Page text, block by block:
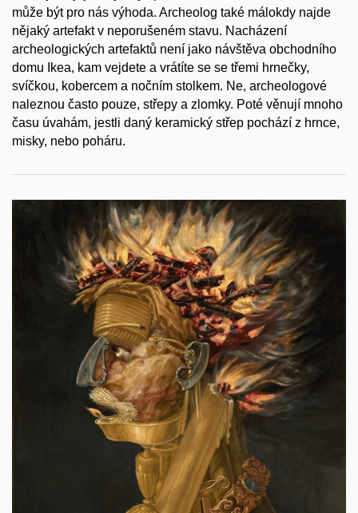
může být pro nás výhoda. Archeolog také málokdy najde
nějaký artefakt v neporušeném stavu. Nacházení
archeologických artefaktů není jako návštěva obchodního
domu Ikea, kam vejdete a vrátíte se se třemi hrnečky,
svíčkou, kobercem a nočním stolkem. Ne, archeologové
naleznou často pouze, střepy a zlomky. Poté věnují mnoho
času úvahám, jestli daný keramický střep pochází z hrnce,
misky, nebo poháru.